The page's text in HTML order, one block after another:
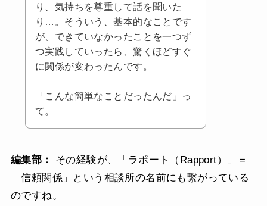
り、気持ちを尊重して話を聞いた
り…。そういう、基本的なことです
が、できていなかったことを一つず
つ実践していったら、驚くほどすぐ
に関係が変わったんです。
「こんな簡単なことだったんだ」っ
て。
編集部：
その経験が、「ラポート（Rapport）」＝
「信頼関係」という相談所の名前にも繋がっている
のですね。